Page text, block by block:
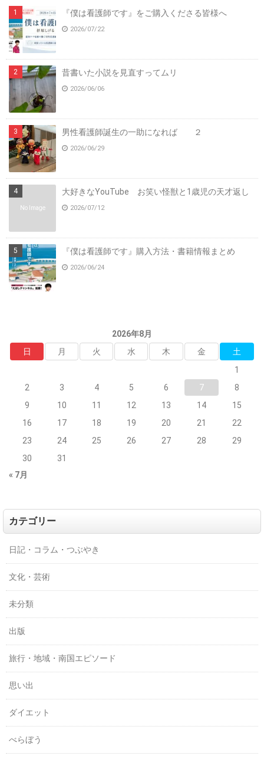
『僕は看護師です』をご購入くださる皆様へ
2026/07/22
昔書いた小説を見直すってムリ
2026/06/06
男性看護師誕生の一助になれば ２
2026/06/29
No Image
大好きなYouTube お笑い怪獣と1歳児の天才返し
2026/07/12
『僕は看護師です』購入方法・書籍情報まとめ
2026/06/24
2026年8月
日
月 火 水 木 金
土
1
2
3 4 5 6 7
8
9
10 11 12 13 14
15
16
17 18 19 20 21
22
23
24 25 26 27 28
29
30
31
« 7月
カテゴリー
日記・コラム・つぶやき
文化・芸術
未分類
出版
旅行・地域・南国エピソード
思い出
ダイエット
べらぼう